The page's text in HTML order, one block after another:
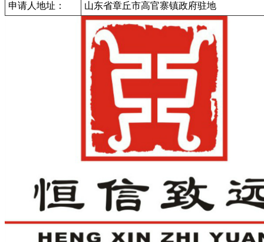
申请人地址：
山东省章丘市高官寨镇政府驻地